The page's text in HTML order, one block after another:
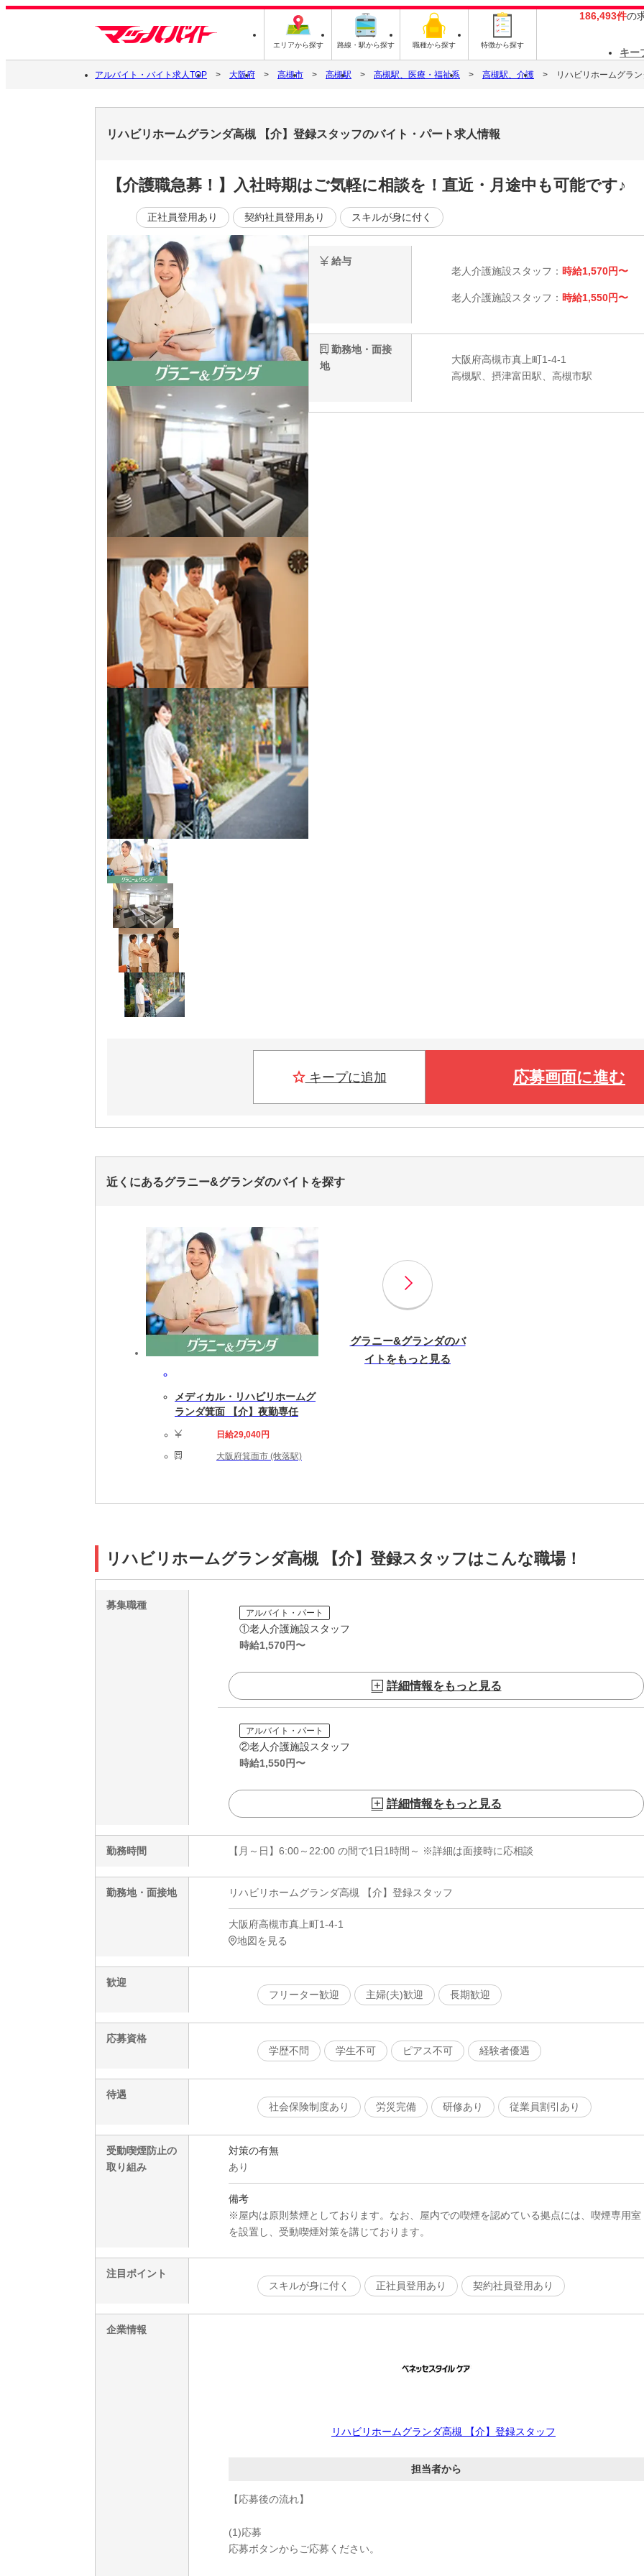
エリアから探す 路線・駅から探す 職種から探す 特徴から探す
186,493件の
キー
アルバイト・バイト求人TOP 大阪府 高槻市 高槻駅 高槻駅、医療・福祉系 高槻駅、介護 リハビリホームグラ
リハビリホームグランダ高槻 【介】登録スタッフのバイト・パート求人情報
【介護職急募！】入社時期はご気軽に相談を！直近・月途中も可能です♪
正社員登用あり 契約社員登用あり スキルが身に付く
給与
老人介護施設スタッフ： 時給1,570円〜
老人介護施設スタッフ： 時給1,550円〜
勤務地・面接
地
大阪府高槻市真上町1-4-1
高槻駅、摂津富田駅、高槻市駅
キープに追加 応募画面に進む
近くにあるグラニー&グランダのバイトを探す
メディカル・リハビリホームグ
ランダ箕面 【介】夜勤専任
日給29,040円
大阪府箕面市 (牧落駅)
グラニー&グランダのバ
イトをもっと見る
リハビリホームグランダ高槻 【介】登録スタッフはこんな職場！
募集職種
アルバイト・パート
①老人介護施設スタッフ
時給1,570円〜
詳細情報をもっと見る
アルバイト・パート
②老人介護施設スタッフ
時給1,550円〜
詳細情報をもっと見る
勤務時間 【月～日】6:00～22:00 の間で1日1時間～ ※詳細は面接時に応相談
勤務地・面接地 リハビリホームグランダ高槻 【介】登録スタッフ
大阪府高槻市真上町1-4-1
地図を見る
歓迎
フリーター歓迎
主婦(夫)歓迎 長期歓迎
応募資格
学歴不問
学生不可 ピアス不可 経験者優遇
待遇
社会保険制度あり
労災完備 研修あり 従業員割引あり
受動喫煙防止の
取り組み
対策の有無
あり
備考
※屋内は原則禁煙としております。なお、屋内での喫煙を認めている拠点には、喫煙専用室
を設置し、受動喫煙対策を講じております。
注目ポイント
スキルが身に付く
正社員登用あり 契約社員登用あり
企業情報
リハビリホームグランダ高槻 【介】登録スタッフ
担当者から
【応募後の流れ】
(1)応募
応募ボタンからご応募ください。